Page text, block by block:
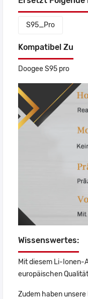
S95_Pro
Kompatibel Zu
Doogee S95 pro
Wissenswertes:
Mit diesem Li-Ionen-
europäischen
Zudem haben